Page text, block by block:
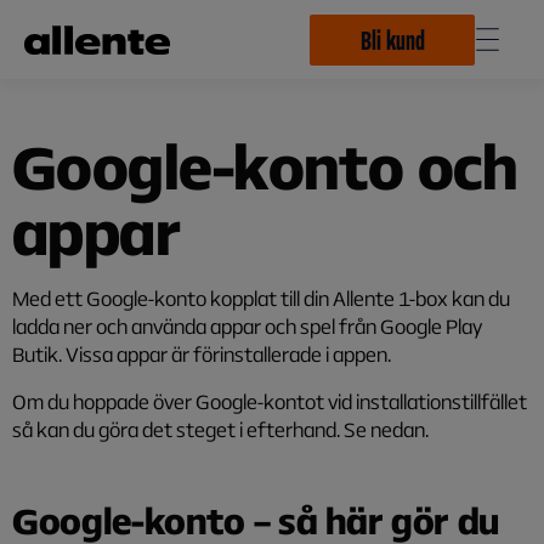
Bli kund
Google-konto och
appar
Med ett Google-konto kopplat till din Allente 1-box kan du
ladda ner och använda appar och spel från Google Play
Butik. Vissa appar är förinstallerade i appen.
Om du hoppade över Google-kontot vid installationstillfället
så kan du göra det steget i efterhand. Se nedan.
Google-konto – så här gör du